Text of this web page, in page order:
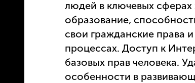
людей в ключевых сферах
образование,
свои гражданские права
процессах. Доступ к
базовых прав человека.
особенности в